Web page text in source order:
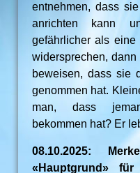
entnehmen, dass
anrichten kann
gefährlicher als
widersprechen,
beweisen, dass sie
genommen hat.
man, dass
bekommen hat? Er
08.10.2025:
«Hauptgrund»